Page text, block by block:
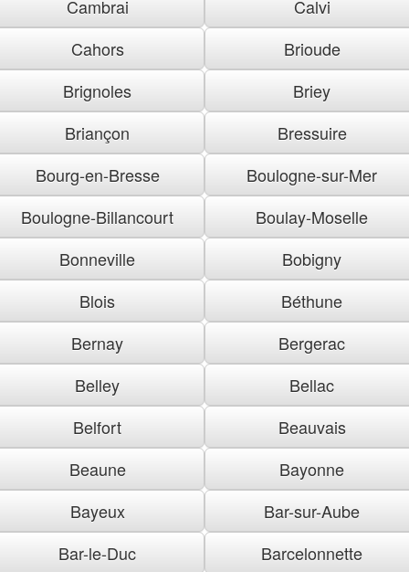
Cambrai
Calvi
Cahors
Brioude
Brignoles
Briey
Briançon
Bressuire
Bourg-en-Bresse
Boulogne-sur-Mer
Boulogne-Billancourt
Boulay-Moselle
Bonneville
Bobigny
Blois
Béthune
Bernay
Bergerac
Belley
Bellac
Belfort
Beauvais
Beaune
Bayonne
Bayeux
Bar-sur-Aube
Bar-le-Duc
Barcelonnette